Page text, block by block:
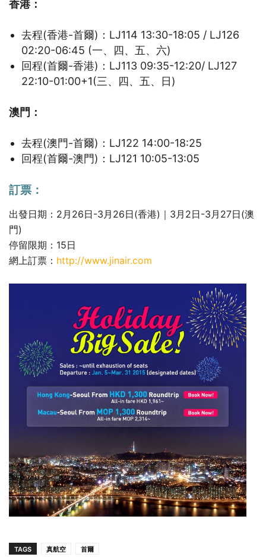
香港：
去程(香港-首爾)：LJ114 13:30-18:05 / LJ126
02:20-06:45 (一、四、五、六)
回程(首爾-香港)：LJ113 09:35-12:20/ LJ127
22:10-01:00+1(三、四、五、日)
澳門：
去程(澳門-首爾)：LJ122 14:00-18:25
回程(首爾-澳門)：LJ121 10:05-13:05
訂票：
出發日期：2月26日-3月26日(香港)｜3月2日-3月27日(澳
門)
停留限期：15日
網上訂票： http://www.jinair.com
TAGS 真航空 首爾